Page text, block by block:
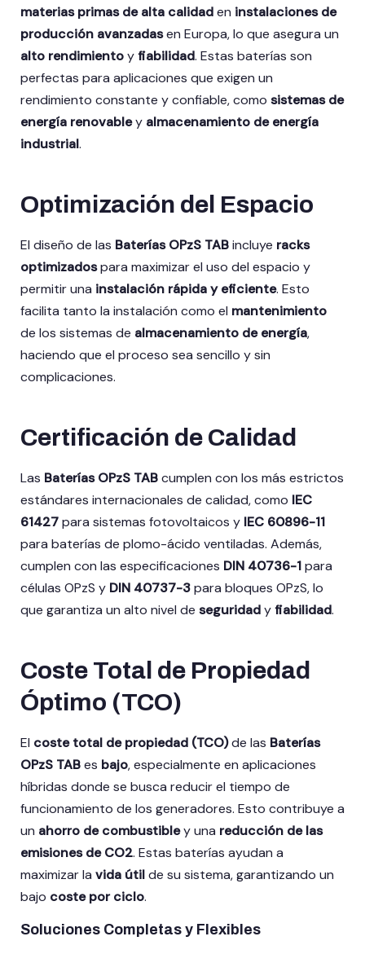
materias primas de alta calidaden instalaciones de
producción avanzadasen Europa, lo que asegura un
alto rendimientoyfiabilidad. Estas baterías son
perfectas para aplicaciones que exigen un
rendimiento constante y confiable, como sistemas de
energía renovabley almacenamiento de energía
industrial.
Optimización del Espacio
El diseño de las Baterías OPzS TABincluye racks
optimizadospara maximizar el uso del espacio y
permitir una instalación rápida y eficiente. Esto
facilita tanto la instalación como el mantenimiento
de los sistemas de almacenamiento de energía,
haciendo que el proceso sea sencillo y sin
complicaciones.
Certificación de Calidad
Las Baterías OPzS TABcumplen con los más estrictos
estándares internacionales de calidad, como IEC
61427para sistemas fotovoltaicos y IEC 60896-11
para baterías de plomo-ácido ventiladas. Además,
cumplen con las especificaciones DIN 40736-1para
células OPzS y DIN 40737-3para bloques OPzS, lo
que garantiza un alto nivel de seguridadyfiabilidad.
Coste Total de Propiedad
Óptimo (TCO)
El coste total de propiedad (TCO)de las Baterías
OPzS TABes bajo, especialmente en aplicaciones
híbridas donde se busca reducir el tiempo de
funcionamiento de los generadores. Esto contribuye a
un ahorro de combustibley una reducción de las
emisiones de CO2. Estas baterías ayudan a
maximizar la vida útilde su sistema, garantizando un
bajo coste por ciclo.
Soluciones Completas y Flexibles